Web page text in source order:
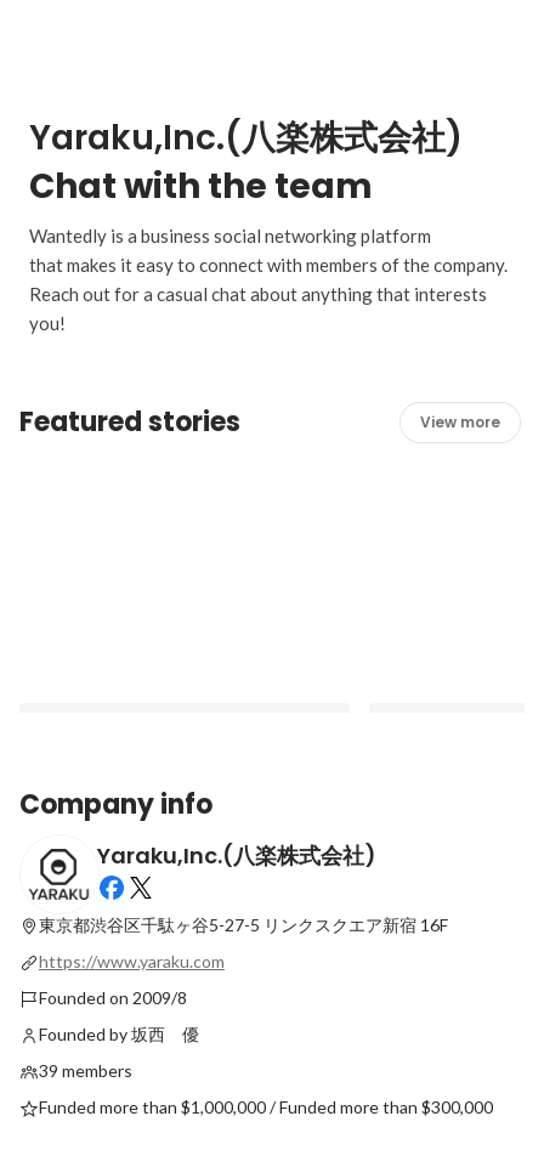
Yaraku,Inc.(八楽株式会社)
Chat with the team
Wantedly is a business social networking platform
that makes it easy to connect with members of the company.
Reach out for a casual chat about anything that interests
you!
Featured stories View more
八楽の社員は仕事も、プライベートも、妥
協しない。多様性あふれる八楽のセールス
社員の一日を紹介します
Latest
「採用できる必然」
Latest
Company info
Yaraku,Inc.(八楽株式会社)
東京都渋谷区千駄ヶ谷5-27-5 リンクスクエア新宿 16F
https://www.yaraku.com
Founded on 2009/8
Founded by 坂西 優
39 members
Funded more than $1,000,000 / Funded more than $300,000